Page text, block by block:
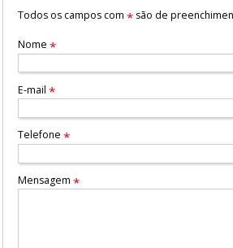
Todos os campos com *são de
Nome *
E-mail *
Telefone *
Mensagem *